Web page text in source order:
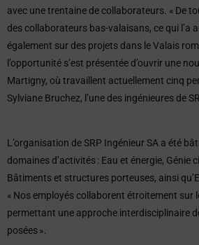
avec une trentaine de collaborateurs. « De
des collaborateurs bas-valaisans, ce qui l’a
également sur des projets dans le Valais
l’opportunité s’est présentée d’ouvrir une
Martigny, où travaillent actuellement cinq
Sylviane Bruchez, l’une des ingénieures de
L’organisation de SRP Ingénieur SA a été
domaines d’activités : Eau et énergie, Génie
Bâtiments et structures porteuses, ainsi
« Nos employés collaborent étroitement sur
permettant une approche interdisciplinaire
posées ».